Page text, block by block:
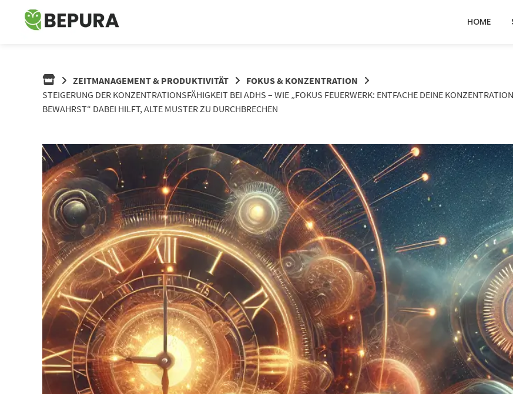
Springe
HOME
ZEITMANAGEMENT & PRODUKTIVITÄT
FOKUS & KONZENTRATION
STEIGERUNG DER KONZENTRATIONSFÄHIGKEIT BEI ADHS – WIE „FOKUS FEUERWERK: ENTFACHE DEINE
BEWAHRST“ DABEI HILFT, ALTE MUSTER ZU DURCHBRECHEN